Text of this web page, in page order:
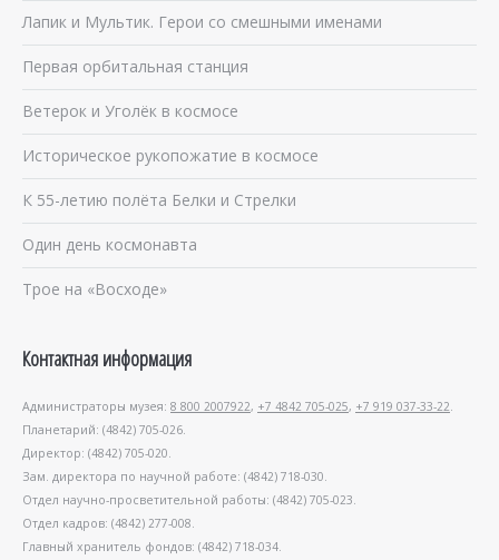
Лапик и Мультик. Герои со смешными именами
Первая орбитальная станция
Ветерок и Уголёк в космосе
Историческое рукопожатие в космосе
К 55-летию полёта Белки и Стрелки
Один день космонавта
Трое на «Восходе»
Контактная информация
Администраторы музея: 8 800 2007922, +7 4842 705-025, +7 919 037-33-22.
Планетарий: (4842) 705-026.
Директор: (4842) 705-020.
Зам. директора по научной работе: (4842) 718-030.
Отдел научно-просветительной работы: (4842) 705-023.
Отдел кадров: (4842) 277-008.
Главный хранитель фондов: (4842) 718-034.